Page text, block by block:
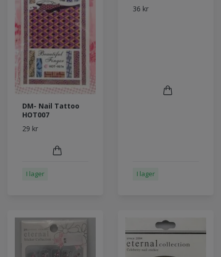
DM- Nail Tattoo
HOT007
29 kr
I lager
36 kr
I lager